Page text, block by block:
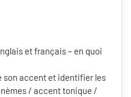
et français – en quoi
son accent et identifier les
/ accent tonique /